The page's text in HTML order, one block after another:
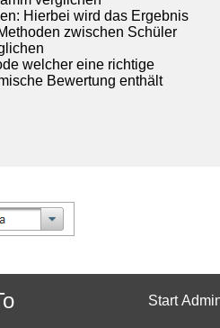
Hierbei wird das Ergebnis
zwischen Schüler
welcher eine richtige
Bewertung enthält
Start